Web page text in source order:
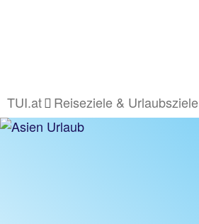
TUI.at Reiseziele & Urlaubsziele